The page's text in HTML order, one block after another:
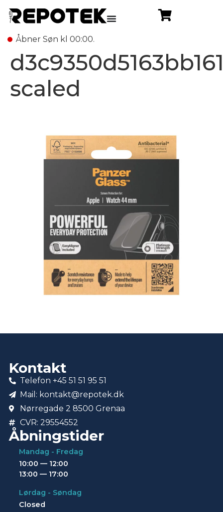
Åbner Søn kl 00:00.
scaled
Kontakt
Telefon +45 51 51 95 51
Mail: kontakt@repotek.dk
Nørregade 2 8500 Grenaa
CVR: 29554552
Åbningstider
Mandag - Fredag
10:00 — 12:00
13:00 — 17:00
Lørdag - Søndag
Closed